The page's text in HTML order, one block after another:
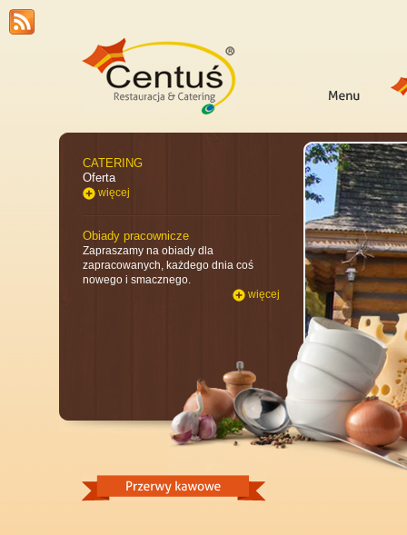
CATERING
Oferta
więcej
Obiady pracownicze
Zapraszamy na obiady dla
zapracowanych, każdego dnia coś
nowego i smacznego.
więcej